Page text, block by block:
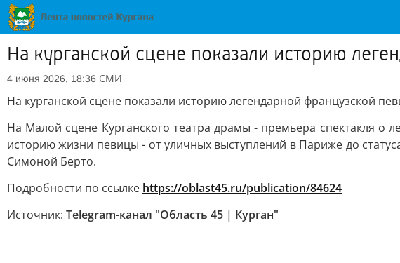
На курганской сцене показали историю
4 июня 2026, 18:36 СМИ
На курганской сцене показали историю легендарной французской
На Малой сцене Курганского театра драмы - премьера спектакля о
историю жизни певицы - от уличных выступлений в Париже до
Симоной Берто.
Подробности по ссылке https://oblast45.ru/publication/84624
Источник: Telegram-канал "Область 45 | Курган"